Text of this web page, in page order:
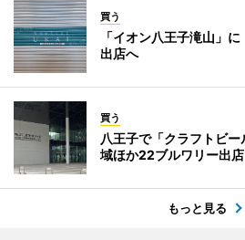
買う
「イオン八王子滝山」
出店へ
買う
八王子で「クラフトビ
域ほか22ブルワリー出店
もっと見る